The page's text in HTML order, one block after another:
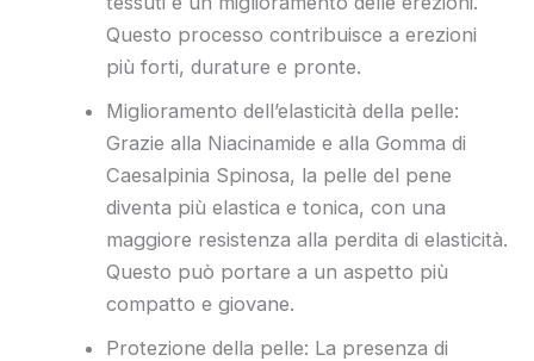
Questo processo contribuisce a erezioni
più forti, durature e pronte.
Miglioramento dell’elasticità della pelle:
Grazie alla Niacinamide e alla Gomma di
Caesalpinia Spinosa, la pelle del pene
diventa più elastica e tonica, con una
maggiore resistenza alla perdita di elasticità.
Questo può portare a un aspetto più
compatto e giovane.
Protezione della pelle: La presenza di